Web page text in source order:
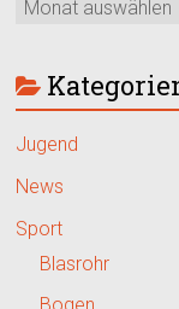
Jugend
News
Sport
Blasrohr